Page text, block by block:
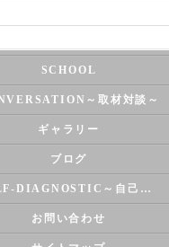
SCHOOL
～取材対談～
ギャラリー
ブログ
SELF-DIAGNOSTIC～自己診断～
お問い合わせ